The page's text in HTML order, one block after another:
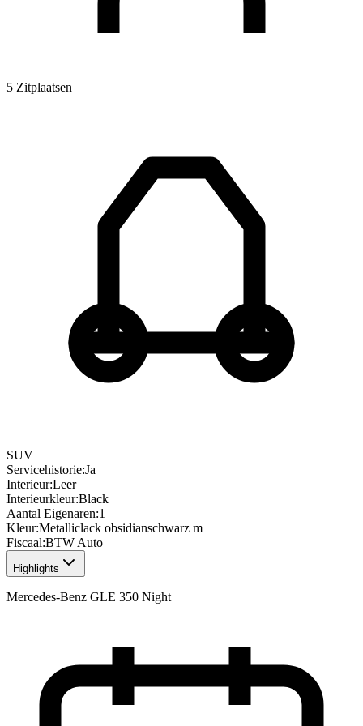
5 Zitplaatsen
SUV
Servicehistorie:Ja
Interieur:Leer
Interieurkleur:Black
Aantal Eigenaren:1
Kleur:Metalliclack obsidianschwarz m
Fiscaal:BTW Auto
Highlights
Mercedes-Benz GLE 350 Night